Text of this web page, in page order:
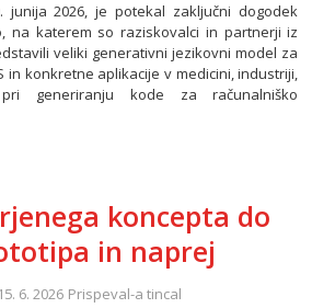
junija 2026, je potekal zaključni dogodek
na katerem so raziskovalci in partnerji iz
veliki generativni jezikovni model za
in konkretne aplikacije v medicini, industriji,
generiranju kode za računalniško
koncepta do
in naprej
15. 6. 2026 Prispeval-atincal